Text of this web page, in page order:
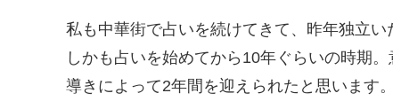
私も中華街で占いを続けてきて、昨年独立
しかも占いを始めてから10年ぐらいの時期
導きによって2年間を迎えられたと思います。